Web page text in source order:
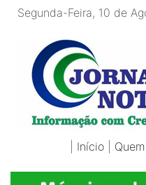
Segunda-Feira, 10 de
Início